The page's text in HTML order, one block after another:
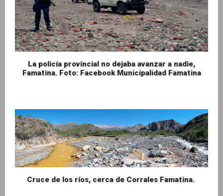
La policía provincial no dejaba avanzar a nadie,
Famatina. Foto: Facebook Municipalidad Famatina
Cruce de los ríos, cerca de Corrales Famatina.